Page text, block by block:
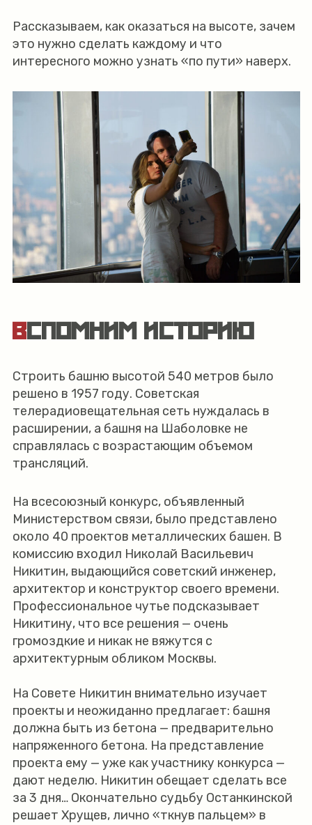
Рассказываем, как оказаться на высоте, зачем
это нужно сделать каждому и что
интересного можно узнать «по пути» наверх.
ВСПОМНИМ ИСТОРИЮ
Строить башню высотой 540 метров было
решено в 1957 году. Советская
телерадиовещательная сеть нуждалась в
расширении, а башня на Шаболовке не
справлялась с возрастающим объемом
трансляций.
На всесоюзный конкурс, объявленный
Министерством связи, было представлено
около 40 проектов металлических башен. В
комиссию входил Николай Васильевич
Никитин, выдающийся советский инженер,
архитектор и конструктор своего времени.
Профессиональное чутье подсказывает
Никитину, что все решения — очень
громоздкие и никак не вяжутся с
архитектурным обликом Москвы.
На Совете Никитин внимательно изучает
проекты и неожиданно предлагает: башня
должна быть из бетона — предварительно
напряженного бетона. На представление
проекта ему — уже как участнику конкурса —
дают неделю. Никитин обещает сделать все
за 3 дня… Окончательно судьбу Останкинской
решает Хрущев, лично «ткнув пальцем» в